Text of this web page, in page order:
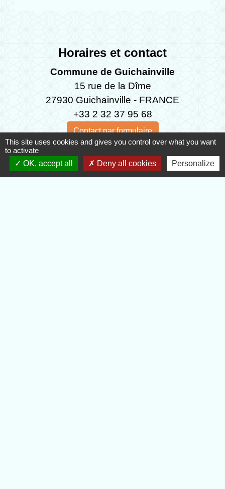
Horaires et contact
Commune de Guichainville
15 rue de la Dîme
27930 Guichainville - FRANCE
+33 2 32 37 95 68
Contact par formulaire
Horaires d'ouvertures
This site uses cookies and gives you control over what you want
to activate
OK, accept all
Deny all cookies Personalize